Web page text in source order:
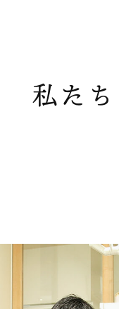
本当に皆様、あ
らも頑張ります！
8/7（木）〜8/
宜しくお願いい
バレンタインデ
祝４周年！！
ホームページを
私た